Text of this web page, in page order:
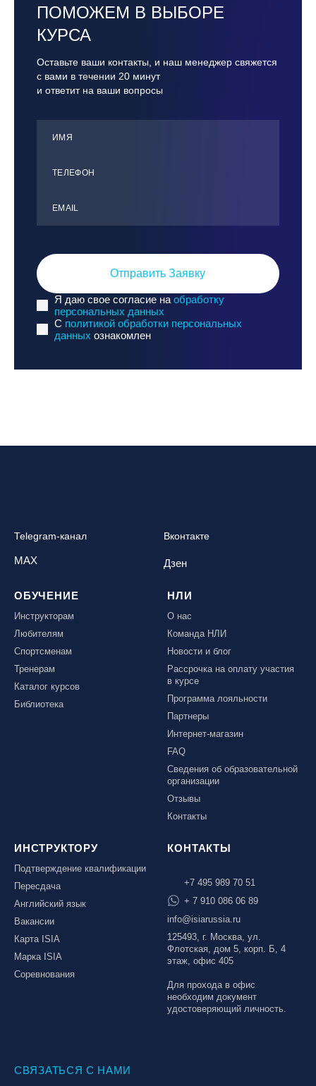
ПОМОЖЕМ В ВЫБОРЕ
КУРСА
Оставьте ваши контакты, и наш менеджер свяжется
с вами в течении 20 минут
и ответит на ваши вопросы
ИМЯ
ТЕЛЕФОН
ЕMАIL
Отправить Заявку
Я даю свое согласие на обработку
персональных данных
C политикой обработки персональных
данных ознакомлен
Telegram-канал Вконтакте
MAX Дзен
ОБУЧЕНИЕ
Инструкторам
Любителям
Спортсменам
Тренерам
Каталог курсов
Библиотека
НЛИ
О нас
Команда НЛИ
Новости и блог
Рассрочка на оплату участия
в курсе
Программа лояльности
Партнеры
Интернет-магазин
FAQ
Сведения об образовательной
организации
Отзывы
Контакты
ИНСТРУКТОРУ
Подтверждение квалификации
Пересдача
Английский язык
Вакансии
Карта ISIA
Марка ISIA
Соревнования
КОНТАКТЫ
+7 495 989 70 51
+ 7 910 086 06 89
info@isiarussia.ru
125493, г. Москва, ул.
Флотская, дом 5, корп. Б, 4
этаж, офис 405
Для прохода в офис
необходим документ
удостоверяющий личность.
СВЯЗАТЬСЯ С НАМИ